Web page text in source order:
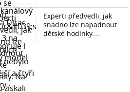
Experti předvedli, jak
snadno lze napadnout
dětské hodinky....